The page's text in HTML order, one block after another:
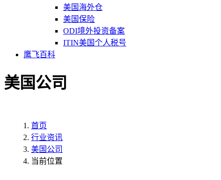
美国海外仓
美国保险
ODI境外投资备案
ITIN美国个人税号
鹰飞百科
美国公司
首页
行业资讯
美国公司
当前位置